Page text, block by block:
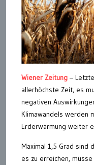
Wiener Zeitung –
allerhöchste Zeit, es
negativen
Klimawandels werden
Erderwärmung weiter
Maximal 1,5 Grad sind
es zu erreichen,